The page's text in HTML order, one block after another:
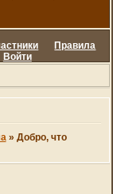
Правила
Войти
» Добро, что